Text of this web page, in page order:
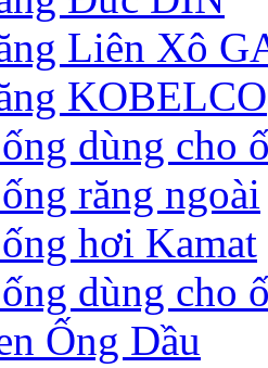
Liên Xô
KOBELCO
dùng cho
răng ngoài
hơi Kamat
dùng cho
Ống Dầu